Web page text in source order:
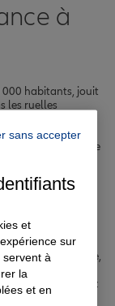
à
000 habitants, jouit
les ruelles
la Nartuby. Que
ou dans les
la protection de
à vos
large gamme
de votre vie :
et de votre famille,
et assurance
Nos agents Allianz
et vous
sans accepter
et
sur
servent à
la
et en